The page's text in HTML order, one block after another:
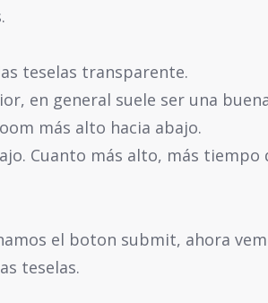
teselas transparente.
en general suele ser una
más alto hacia abajo.
Cuanto más alto, más tiempo
el boton submit, ahora
teselas.